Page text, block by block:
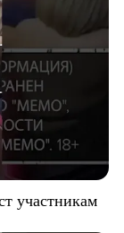
участникам